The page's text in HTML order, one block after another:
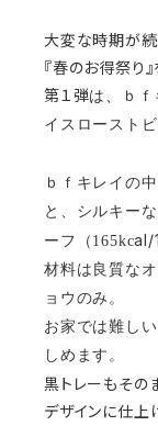
大変な時期が続
『春のお得祭り
第１弾は、ｂ
イスロースト
ｂｆキレイの
と、シルキー
ーフ（165kcal/
材料は良質な
ョウのみ。
お家では難し
しめます。
黒トレーもその
デザインに仕上